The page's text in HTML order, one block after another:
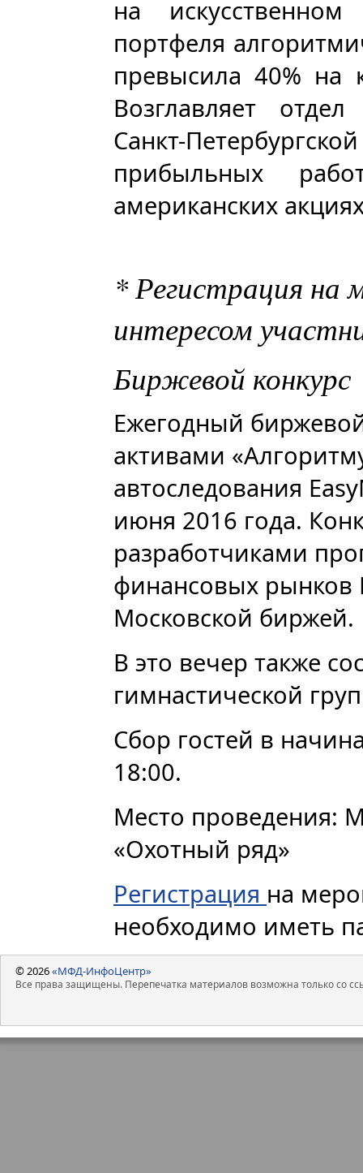
на искусственном
портфеля
превысила 40% на
Возглавляет
Санкт-
прибыльных
американских
* Регистрация на
интересом
Биржевой конкурс
Ежегодный
активами
автоследования
июня 2016 года.
разработчиками
финансовых рынков
Московской биржей.
В это вечер также
гимнастической
Сбор гостей в
18:00.
Место проведения:
«Охотный ряд»
Регистрация на
необходимо иметь
© 2026«МФД-ИнфоЦентр»
Все права защищены. Перепечатка материалов возможна только со